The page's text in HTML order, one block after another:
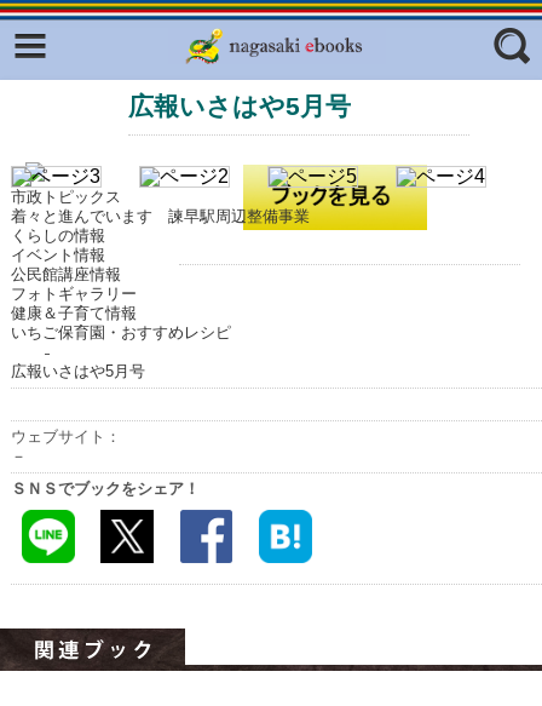
フリーワード
ジャンル
広報いさはや5月号
市政トピックス
着々と進んでいます 諫早駅周辺整備事業
くらしの情報
イベント情報
公民館講座情報
フォトギャラリー
健康＆子育て情報
いちご保育園・おすすめレシピ
広報いさはや5月号
ウェブサイト：
－
ＳＮＳでブックをシェア！
Facebook
ふくいろキラリプロジェクト
ラリー（TOKYO Brochures）
復興応援企画
はじめてご利用される方へ
コンテンツ
広報誌ナビ
明治日本の産業革命遺産
長崎と天草地方の潜伏キリシタン
関連遺産
大学・専門学校ナビ
ハイスクールナビ
いきebooks